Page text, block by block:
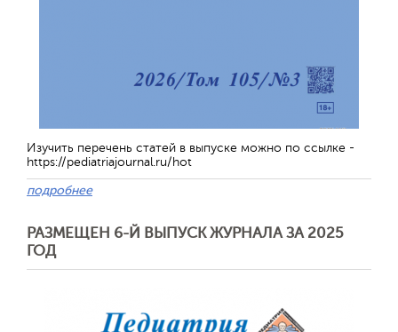
Изучить перечень статей в выпуске можно по ссылке -
https://pediatriajournal.ru/hot
подробнее
РАЗМЕЩЕН 6-Й ВЫПУСК ЖУРНАЛА ЗА 2025
ГОД